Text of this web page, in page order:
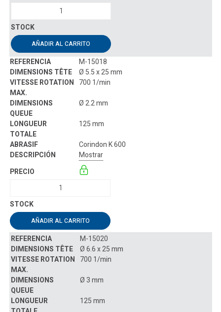
AÑADIR AL CARRITO
M-15018
Ø 5.5 x 25 mm
700 1/min
Ø 2.2 mm
125 mm
Corindon K 600
Mostrar
AÑADIR AL CARRITO
M-15020
Ø 6.6 x 25 mm
700 1/min
Ø 3 mm
125 mm